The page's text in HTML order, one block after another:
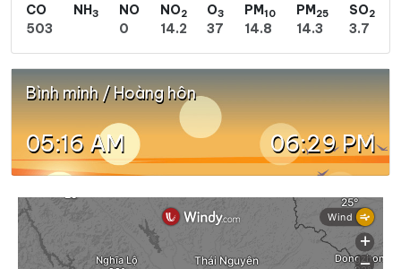
CO
503
NH3
NO
0
NO2
14.2
O3
37
PM10
14.8
PM25
14.3
SO2
3.7
Bình minh / Hoàng hôn
05:16 AM 06:29 PM